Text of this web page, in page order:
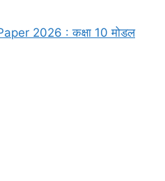
2026 : कक्षा 10 मोडल